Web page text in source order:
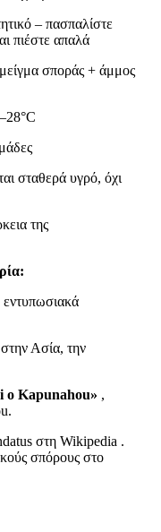
– πασπαλίστε
πιέστε απαλά
σποράς + άμμος
σταθερά υγρό, όχι
της
εντυπωσιακά
Ασία, την
o Kapunahou» ,
στη Wikipedia .
σπόρους στο